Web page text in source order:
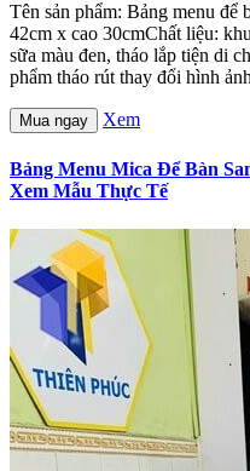
Tên sản phẩm: Bảng menu để
42cm x cao 30cmChất liệu:
sữa màu đen, tháo lắp tiện di
phẩm tháo rút thay đổi hình
Mua ngay Xem
Bảng Menu Mica Để Bàn
Xem Mẫu Thực Tế